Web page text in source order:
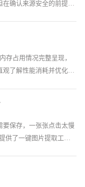
在确认来源安全的前提
存占用情况完整呈现，
观了解性能消耗并优化使
要保存，一张张点击太慢
供了一键图片提取工